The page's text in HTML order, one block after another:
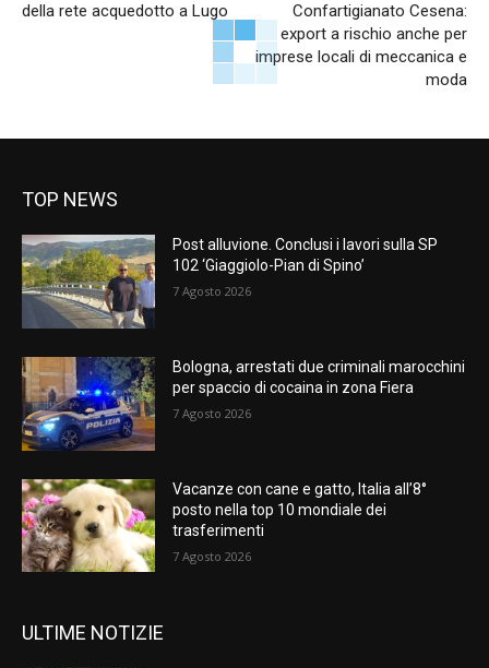
della rete acquedotto a Lugo
Confartigianato Cesena:
export a rischio anche per
imprese locali di meccanica e
moda
TOP NEWS
Post alluvione. Conclusi i lavori sulla SP
102 ‘Giaggiolo-Pian di Spino’
7 Agosto 2026
Bologna, arrestati due criminali marocchini
per spaccio di cocaina in zona Fiera
7 Agosto 2026
Vacanze con cane e gatto, Italia all’8°
posto nella top 10 mondiale dei
trasferimenti
7 Agosto 2026
ULTIME NOTIZIE